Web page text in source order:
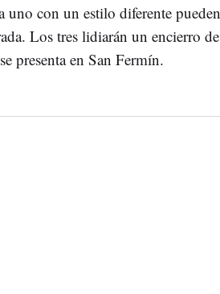
uno con un estilo diferente pueden
Los tres lidiarán un encierro de
presenta en San Fermín.